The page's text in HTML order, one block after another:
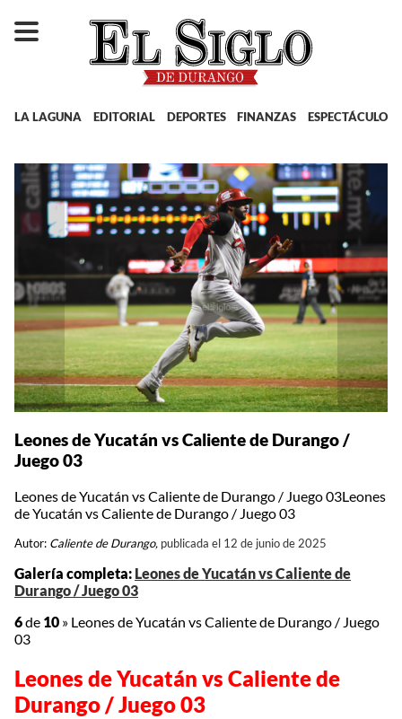
LA LAGUNA EDITORIAL DEPORTES FINANZAS ESPECTÁCULOS
Leones de Yucatán vs Caliente de Durango /
Juego 03
Leones de Yucatán vs Caliente de Durango / Juego 03Leones
de Yucatán vs Caliente de Durango / Juego 03
Autor: Caliente de Durango, publicada el 12 de junio de 2025
Galería completa: Leones de Yucatán vs Caliente de
Durango / Juego 03
6de 10 » Leones de Yucatán vs Caliente de Durango / Juego
03
Leones de Yucatán vs Caliente de
Durango / Juego 03